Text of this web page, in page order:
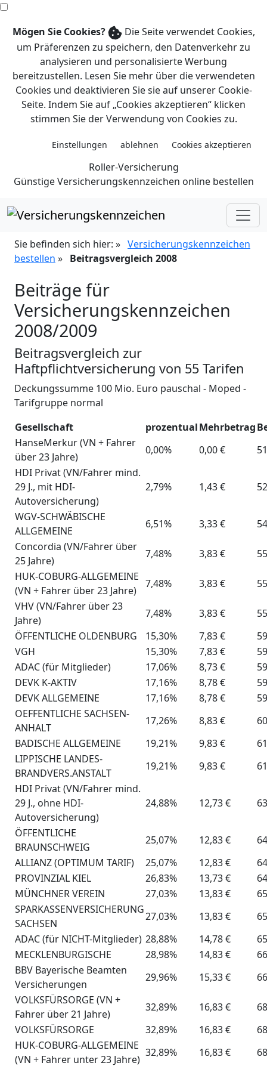
Mögen Sie Cookies?
Die Seite verwendet Cookies,
um Präferenzen zu speichern, den Datenverkehr zu
analysieren und personalisierte Werbung
bereitzustellen. Lesen Sie mehr über die verwendeten
Cookies und deaktivieren Sie sie auf unserer Cookie-
Seite. Indem Sie auf „Cookies akzeptieren“ klicken
stimmen Sie der Verwendung von Cookies zu.
Roller-Ver­siche­rung
Günstige Versicherungskennzeichen online bestellen
Sie befinden sich hier: » Versicherungskennzeichen
bestellen » Beitragsvergleich 2008
Beiträge für
Versicherungskennzeichen
2008/2009
Beitragsvergleich zur
Haftpflichtversicherung von 55 Tarifen
Deckungssumme 100 Mio. Euro pauschal - Moped -
Tarifgruppe normal
Gesellschaft
prozentualMehrbetrag
HanseMerkur (VN + Fahrer
über 23 Jahre)
0,00% 0,00 €
HDI Privat (VN/Fahrer mind.
29 J., mit HDI-
Autoversicherung)
2,79% 1,43 €
WGV-SCHWÄBISCHE
ALLGEMEINE
6,51% 3,33 €
Concordia (VN/Fahrer über
25 Jahre)
7,48% 3,83 €
HUK-COBURG-ALLGEMEINE
(VN + Fahrer über 23 Jahre)
7,48% 3,83 €
VHV (VN/Fahrer über 23
Jahre)
7,48% 3,83 €
ÖFFENTLICHE OLDENBURG
15,30% 7,83 €
VGH
15,30% 7,83 €
ADAC (für Mitglieder)
17,06% 8,73 €
DEVK K-AKTIV
17,16% 8,78 €
DEVK ALLGEMEINE
17,16% 8,78 €
OEFFENTLICHE SACHSEN-
ANHALT
17,26% 8,83 €
BADISCHE ALLGEMEINE
19,21% 9,83 €
LIPPISCHE LANDES-
BRANDVERS.ANSTALT
19,21% 9,83 €
HDI Privat (VN/Fahrer mind.
29 J., ohne HDI-
Autoversicherung)
24,88% 12,73 €
ÖFFENTLICHE
BRAUNSCHWEIG
25,07% 12,83 €
ALLIANZ (OPTIMUM TARIF)
25,07% 12,83 €
PROVINZIAL KIEL
26,83% 13,73 €
MÜNCHNER VEREIN
27,03% 13,83 €
SPARKASSENVERSICHERUNG
SACHSEN
27,03% 13,83 €
ADAC (für NICHT-Mitglieder) 28,88% 14,78 €
MECKLENBURGISCHE
28,98% 14,83 €
BBV Bayerische Beamten
Versicherungen
29,96% 15,33 €
VOLKSFÜRSORGE (VN +
Fahrer über 21 Jahre)
32,89% 16,83 €
VOLKSFÜRSORGE
32,89% 16,83 €
HUK-COBURG-ALLGEMEINE
(VN + Fahrer unter 23 Jahre)
32,89% 16,83 €